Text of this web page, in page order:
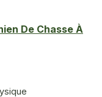
De Chasse À